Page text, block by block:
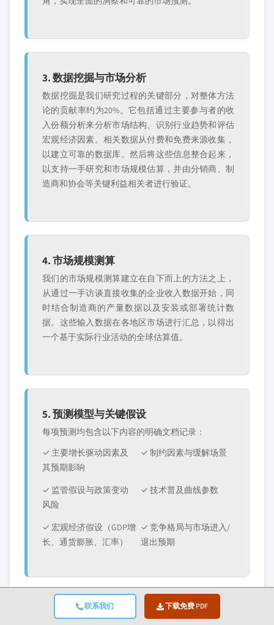
联系我们 下载免费 PDF
3. 数据挖掘与市场分析
数据挖掘是我们研究过程的关键部分，对整体方法
论的贡献率约为20%。它包括通过主要参与者的收
入份额分析来分析市场结构、识别行业趋势和评估
宏观经济因素。相关数据从付费和免费来源收集，
以建立可靠的数据库。然后将这些信息整合起来，
以支持一手研究和市场规模估算，并由分销商、制
造商和协会等关键利益相关者进行验证。
4. 市场规模测算
我们的市场规模测算建立在自下而上的方法之上，
从通过一手访谈直接收集的企业收入数据开始，同
时结合制造商的产量数据以及安装或部署统计数
据。这些输入数据在各地区市场进行汇总，以得出
一个基于实际行业活动的全球估算值。
5. 预测模型与关键假设
每项预测均包含以下内容的明确文档记录：
✓ 主要增长驱动因素及
其预期影响
✓ 制约因素与缓解场景
✓ 监管假设与政策变动
风险
✓ 技术普及曲线参数
✓ 宏观经济假设（GDP增
长、通货膨胀、汇率）
✓ 竞争格局与市场进入/
退出预期
6. 验证与质量保证